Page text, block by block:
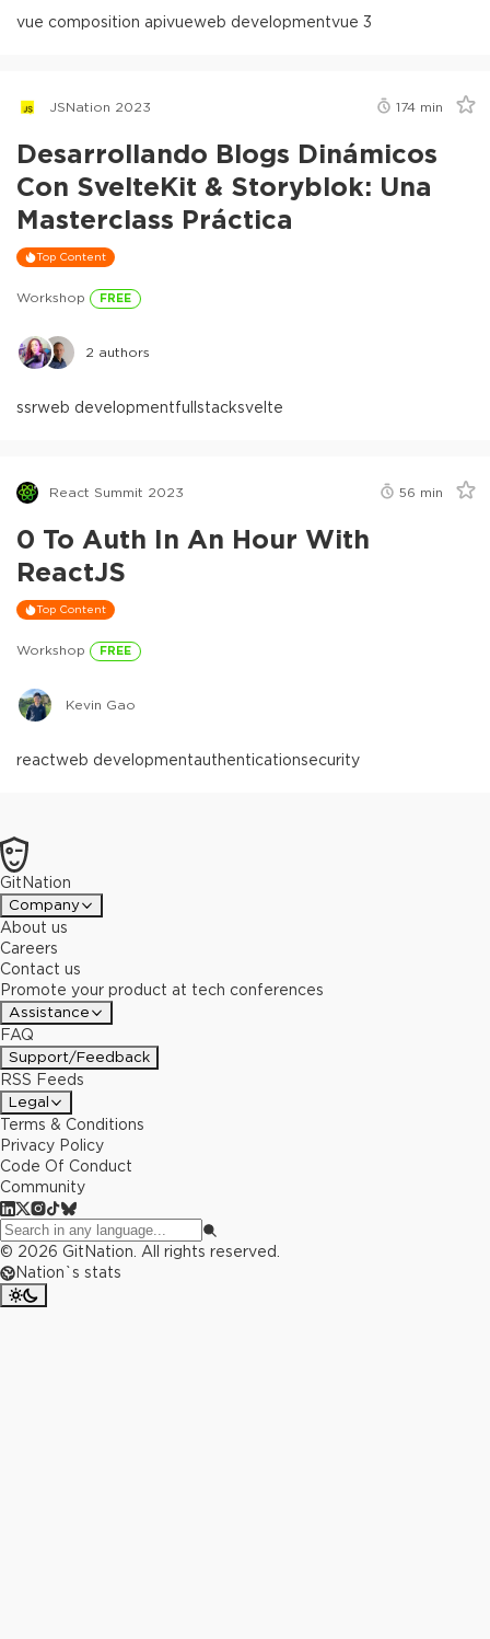
vue composition apivueweb developmentvue 3
JSNation 2023 174 min
Desarrollando Blogs Dinámicos
Con SvelteKit & Storyblok: Una
Masterclass Práctica
Top Content
Workshop FREE
2 authors
ssrweb developmentfullstacksvelte
React Summit 2023 56 min
0 To Auth In An Hour With
ReactJS
Top Content
Workshop FREE
Kevin Gao
reactweb developmentauthenticationsecurity
GitNation
Company
About us
Careers
Contact us
Promote your product at tech conferences
Assistance
FAQ
Support/Feedback
RSS Feeds
Legal
Terms & Conditions
Privacy Policy
Code Of Conduct
Community
© 2026 GitNation. All rights reserved.
Nation`s stats